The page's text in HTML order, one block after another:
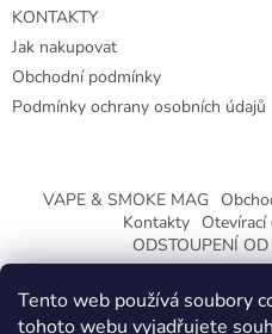
Tento web používá soubory
tohoto webu vyjadřujete
KONTAKTY
Jak nakupovat
Obchodní podmínky
Podmínky ochrany osobních údajů
VAPE & SMOKE MAG
Kontakty Otevírací
ODSTOUPENÍ